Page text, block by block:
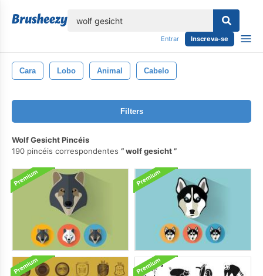
Entrar Inscreva-se
Cara Lobo Animal Cabelo
Filters
Wolf Gesicht Pincéis
190 pincéis correspondentes
wolf gesicht